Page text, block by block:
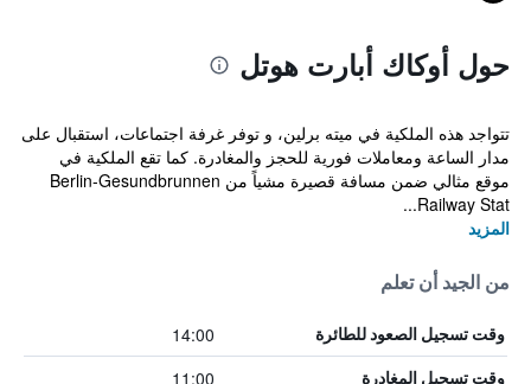
حول أوكاك أبارت هوتل
تتواجد هذه الملكية في ميته برلين، و توفر غرفة اجتماعات، استقبال على
مدار الساعة ومعاملات فورية للحجز والمغادرة. كما تقع الملكية في
موقع مثالي ضمن مسافة قصيرة مشياً من Berlin-Gesundbrunnen
Railway Stat...
المزيد
من الجيد أن تعلم
وقت تسجيل الصعود للطائرة 14:00
وقت تسجيل المغادرة 11:00